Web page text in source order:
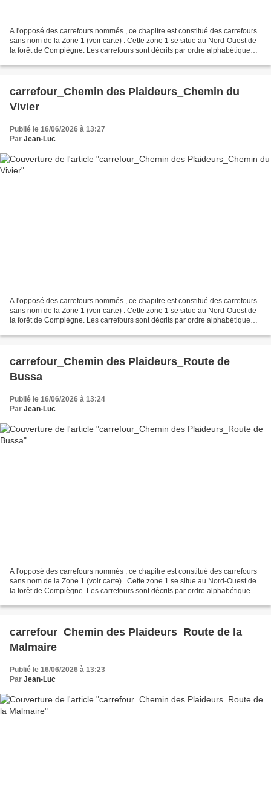
A l'opposé des carrefours nommés , ce chapitre est constitué des carrefours
sans nom de la Zone 1 (voir carte) . Cette zone 1 se situe au Nord-Ouest de
la forêt de Compiègne. Les carrefours sont décrits par ordre alphabétique
carrefour_Chemin des Plaideurs_Chemin du
Vivier
Publié le 16/06/2026 à 13:27
Par Jean-Luc
A l'opposé des carrefours nommés , ce chapitre est constitué des carrefours
sans nom de la Zone 1 (voir carte) . Cette zone 1 se situe au Nord-Ouest de
la forêt de Compiègne. Les carrefours sont décrits par ordre alphabétique
carrefour_Chemin des Plaideurs_Route de
Bussa
Publié le 16/06/2026 à 13:24
Par Jean-Luc
A l'opposé des carrefours nommés , ce chapitre est constitué des carrefours
sans nom de la Zone 1 (voir carte) . Cette zone 1 se situe au Nord-Ouest de
la forêt de Compiègne. Les carrefours sont décrits par ordre alphabétique
carrefour_Chemin des Plaideurs_Route de la
Malmaire
Publié le 16/06/2026 à 13:23
Par Jean-Luc